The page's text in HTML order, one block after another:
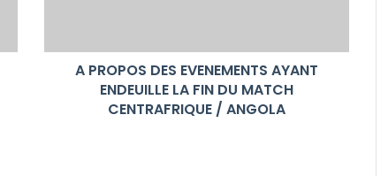
A PROPOS DES EVENEMENTS AYANT
ENDEUILLE LA FIN DU MATCH
CENTRAFRIQUE / ANGOLA